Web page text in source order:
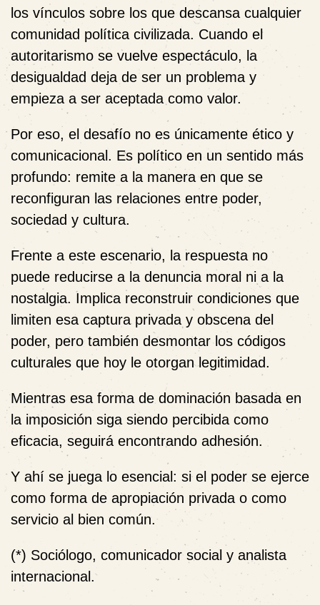
los vínculos sobre los que descansa cualquier
comunidad política civilizada. Cuando el
autoritarismo se vuelve espectáculo, la
desigualdad deja de ser un problema y
empieza a ser aceptada como valor.
Por eso, el desafío no es únicamente ético y
comunicacional. Es político en un sentido más
profundo: remite a la manera en que se
reconfiguran las relaciones entre poder,
sociedad y cultura.
Frente a este escenario, la respuesta no
puede reducirse a la denuncia moral ni a la
nostalgia. Implica reconstruir condiciones que
limiten esa captura privada y obscena del
poder, pero también desmontar los códigos
culturales que hoy le otorgan legitimidad.
Mientras esa forma de dominación basada en
la imposición siga siendo percibida como
eficacia, seguirá encontrando adhesión.
Y ahí se juega lo esencial: si el poder se ejerce
como forma de apropiación privada o como
servicio al bien común.
(*) Sociólogo, comunicador social y analista
internacional.